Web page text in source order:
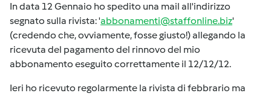
In data 12 Gennaio ho spedito una mail all'indirizzo
segnato sulla rivista: 'abbonamenti@staffonline.biz'
(credendo che, ovviamente, fosse giusto!) allegando la
ricevuta del pagamento del rinnovo del mio
abbonamento eseguito correttamente il 12/12/12.
Ieri ho ricevuto regolarmente la rivista di febbrario ma